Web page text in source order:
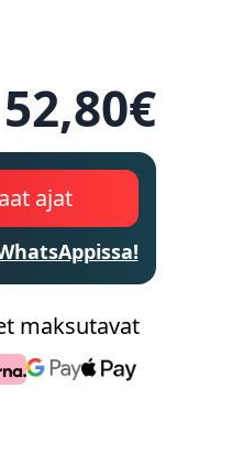
52,80€
ajat
maksutavat